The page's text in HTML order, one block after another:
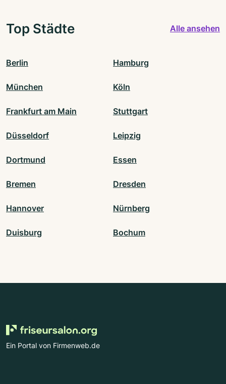
Top Städte Alle ansehen
Berlin Hamburg
München Köln
Frankfurt am Main Stuttgart
Düsseldorf Leipzig
Dortmund Essen
Bremen Dresden
Hannover Nürnberg
Duisburg Bochum
Ein Portal von Firmenweb.de